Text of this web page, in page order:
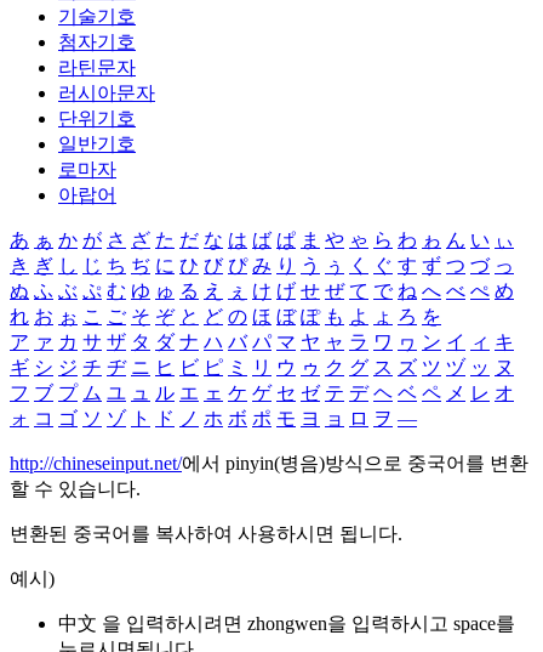
기술기호
첨자기호
라틴문자
러시아문자
단위기호
일반기호
로마자
아랍어
あ ぁ か が さ ざ た だ な は ば ぱ ま や ゃ ら わ ゎ ん い ぃ
き ぎ し じ ち ぢ に ひ び ぴ み り う ぅ く ぐ す ず つ づ っ
ぬ ふ ぶ ぷ む ゆ ゅ る え ぇ け げ せ ぜ て で ね へ べ ぺ め
れ お ぉ こ ご そ ぞ と ど の ほ ぼ ぽ も よ ょ ろ を
ア ァ カ サ ザ タ ダ ナ ハ バ パ マ ヤ ャ ラ ワ ヮ ン イ ィ キ
ギ シ ジ チ ヂ ニ ヒ ビ ピ ミ リ ウ ゥ ク グ ス ズ ツ ヅ ッ ヌ
フ ブ プ ム ユ ュ ル エ ェ ケ ゲ セ ゼ テ デ ヘ ベ ペ メ レ オ
ォ コ ゴ ソ ゾ ト ド ノ ホ ボ ポ モ ヨ ョ ロ ヲ ―
http://chineseinput.net/에서 pinyin(병음)방식으로 중국어를 변환
할 수 있습니다.
변환된 중국어를 복사하여 사용하시면 됩니다.
예시)
中文 을 입력하시려면 zhongwen을 입력하시고 space를